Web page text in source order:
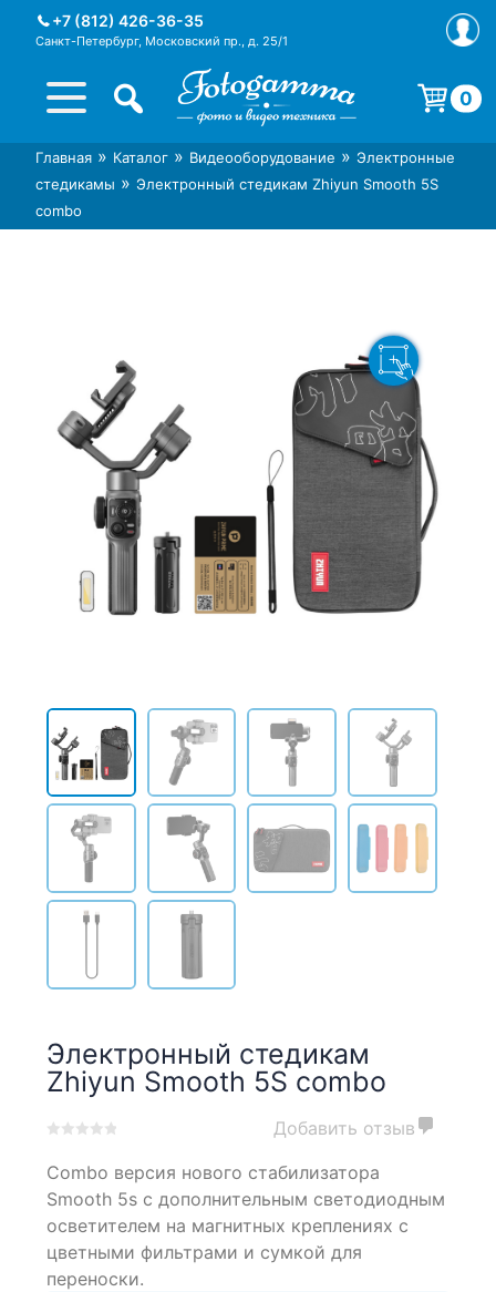
+7 (812) 426-36-35
Санкт-Петербург, Московский пр., д. 25/1
Интернет-магазин фототехники
Foto-Gamma в СПб
Магазин фотоаксессуаров foto-
gamma.ru
0
Корзина пуста.
Главная » Каталог » Видеооборудование » Электронные
стедикамы » Электронный стедикам Zhiyun Smooth 5S
combo
Электронный стедикам
Zhiyun Smooth 5S combo
out
of
on
customer
ratings
Добавить отзыв
Combo версия нового стабилизатора
Smooth 5s с дополнительным светодиодным
осветителем на магнитных креплениях с
цветными фильтрами и сумкой для
переноски.